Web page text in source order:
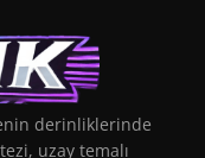
derinliklerinde
uzay temalı